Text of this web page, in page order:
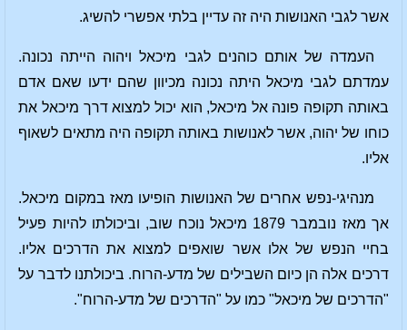
אשר לגבי האנושות היה זה עדיין בלתי אפשרי להשיג.
העמדה של אותם כוהנים לגבי מיכאל ויהוה הייתה נכונה.
עמדתם לגבי מיכאל היתה נכונה מכיוון שהם ידעו שאם אדם
באותה תקופה פונה אל מיכאל, הוא יכול למצוא דרך מיכאל את
כוחו של יהוה, אשר לאנושות באותה תקופה היה מתאים לשאוף
אליו.
מנהיגי-נפש אחרים של האנושות הופיעו מאז במקום מיכאל.
אך מאז נובמבר 1879 מיכאל נוכח שוב, וביכולתו להיות פעיל
בחיי הנפש של אלו אשר שואפים למצוא את הדרכים אליו.
דרכים אלה הן כיום השבילים של מדע-הרוח. ביכולתנו לדבר על
"הדרכים של מיכאל" כמו על "הדרכים של מדע-הרוח".